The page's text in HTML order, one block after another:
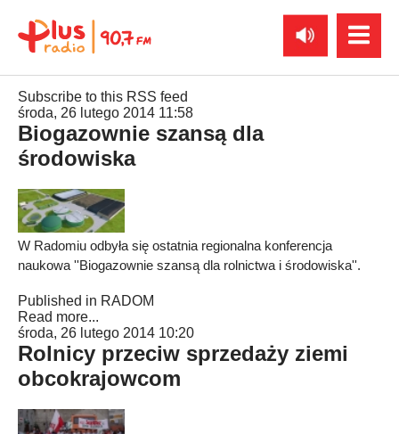
Subscribe to this RSS feed
środa, 26 lutego 2014 11:58
Biogazownie szansą dla
środowiska
W Radomiu odbyła się ostatnia regionalna konferencja
naukowa ''Biogazownie szansą dla rolnictwa i środowiska''.
Published in RADOM
Read more...
środa, 26 lutego 2014 10:20
Rolnicy przeciw sprzedaży ziemi
obcokrajowcom